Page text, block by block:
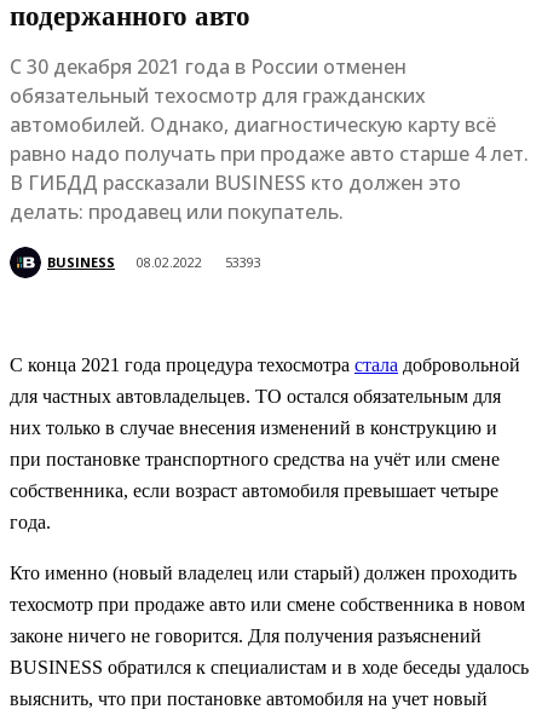
подержанного авто
С 30 декабря 2021 года в России отменен
обязательный техосмотр для гражданских
автомобилей. Однако, диагностическую карту всё
равно надо получать при продаже авто старше 4 лет.
В ГИБДД рассказали BUSINESS кто должен это
делать: продавец или покупатель.
BUSINESS 08.02.2022 53393
С конца 2021 года процедура техосмотра стала добровольной
для частных автовладельцев. ТО остался обязательным для
них только в случае внесения изменений в конструкцию и
при постановке транспортного средства на учёт или смене
собственника, если возраст автомобиля превышает четыре
года.
Кто именно (новый владелец или старый) должен проходить
техосмотр при продаже авто или смене собственника в новом
законе ничего не говорится. Для получения разъяснений
BUSINESS обратился к специалистам и в ходе беседы удалось
выяснить, что при постановке автомобиля на учет новый